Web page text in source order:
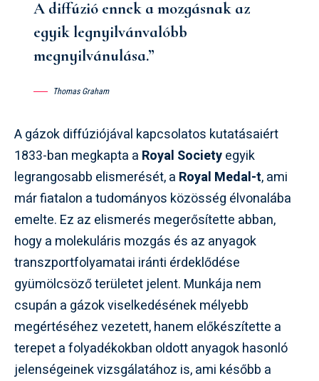
A diffúzió ennek a mozgásnak az
egyik legnyilvánvalóbb
megnyilvánulása.”
Thomas Graham
A gázok diffúziójával kapcsolatos kutatásaiért
1833-ban megkapta a Royal Societyegyik
legrangosabb elismerését, a Royal Medal-t, ami
már fiatalon a tudományos közösség élvonalába
emelte. Ez az elismerés megerősítette abban,
hogy a molekuláris mozgás és az anyagok
transzportfolyamatai iránti érdeklődése
gyümölcsöző területet jelent. Munkája nem
csupán a gázok viselkedésének mélyebb
megértéséhez vezetett, hanem előkészítette a
terepet a folyadékokban oldott anyagok hasonló
jelenségeinek vizsgálatához is, ami később a